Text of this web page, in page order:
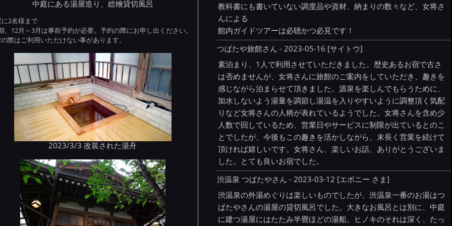
中庭にある湯屋造り、総檜貸切風呂
に2名様まで
、12月～3月は事前予約が必要。予約の際にお申し出ください。
際はご利用いただけない事があります。
2023/3/3 改装された湯舟
教科書にも書いていない調度品や資材、納まりの数々など、女将さ
んによる
館内ガイドツアーは必聴かつ必見です！
つばたや旅館さん - 2023-05-16 [サイトウ]
素泊まり、1人で利用させていただきました。歴史あるお宿で古さ
は否めませんが、女将さんに旅館のご案内をしていただき、趣きを
感じながら泊まらせて頂きました。源泉を楽しんでもらうために、
加水しないよう湯量を調節し湯温を入りやすいように調整頂く気配
りなど女将さんの人柄が表れているようでした。女将さんを含め少
人数で回しているため、営業日やサービスに制限が出ているとのこ
とでしたが、今後もこの趣きを活かしながら、末長く営業を続けて
頂ければ嬉しいです。女将さん、楽しいお話、ありがとうございま
した。とても良いお宿でした。
渋温泉 つばたやさん - 2023-03-12 [エボニー さま]
渋温泉の外湯めぐりは楽しいものでしたが、渋温泉一番のお湯はつ
ばたやさんの湯屋の貸切風呂でした。大きなお風呂とは別に、中庭
に建つ湯屋にはたたみ半畳ほどの湯船。ヒノキのそれは深く、たっ